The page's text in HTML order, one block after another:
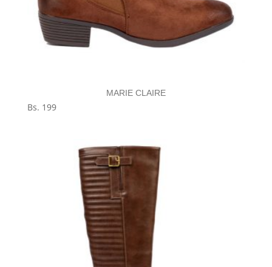
MARIE CLAIRE
Bs. 199